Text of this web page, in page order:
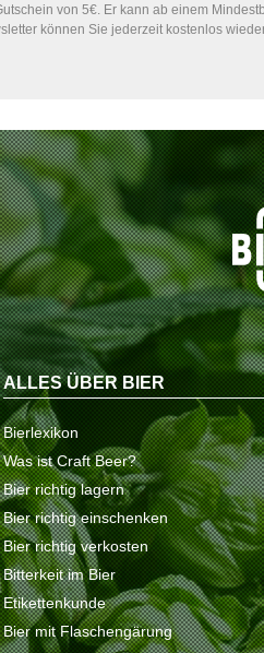
von 5€. Er kann ab einem
können Sie jederzeit kostenlos
ALLES ÜBER BIER
Bierlexikon
Was ist Craft Beer?
Bier richtig lagern
Bier richtig einschenken
Bier richtig verkosten
Bitterkeit im Bier
Etikettenkunde
Bier mit Flaschengärung